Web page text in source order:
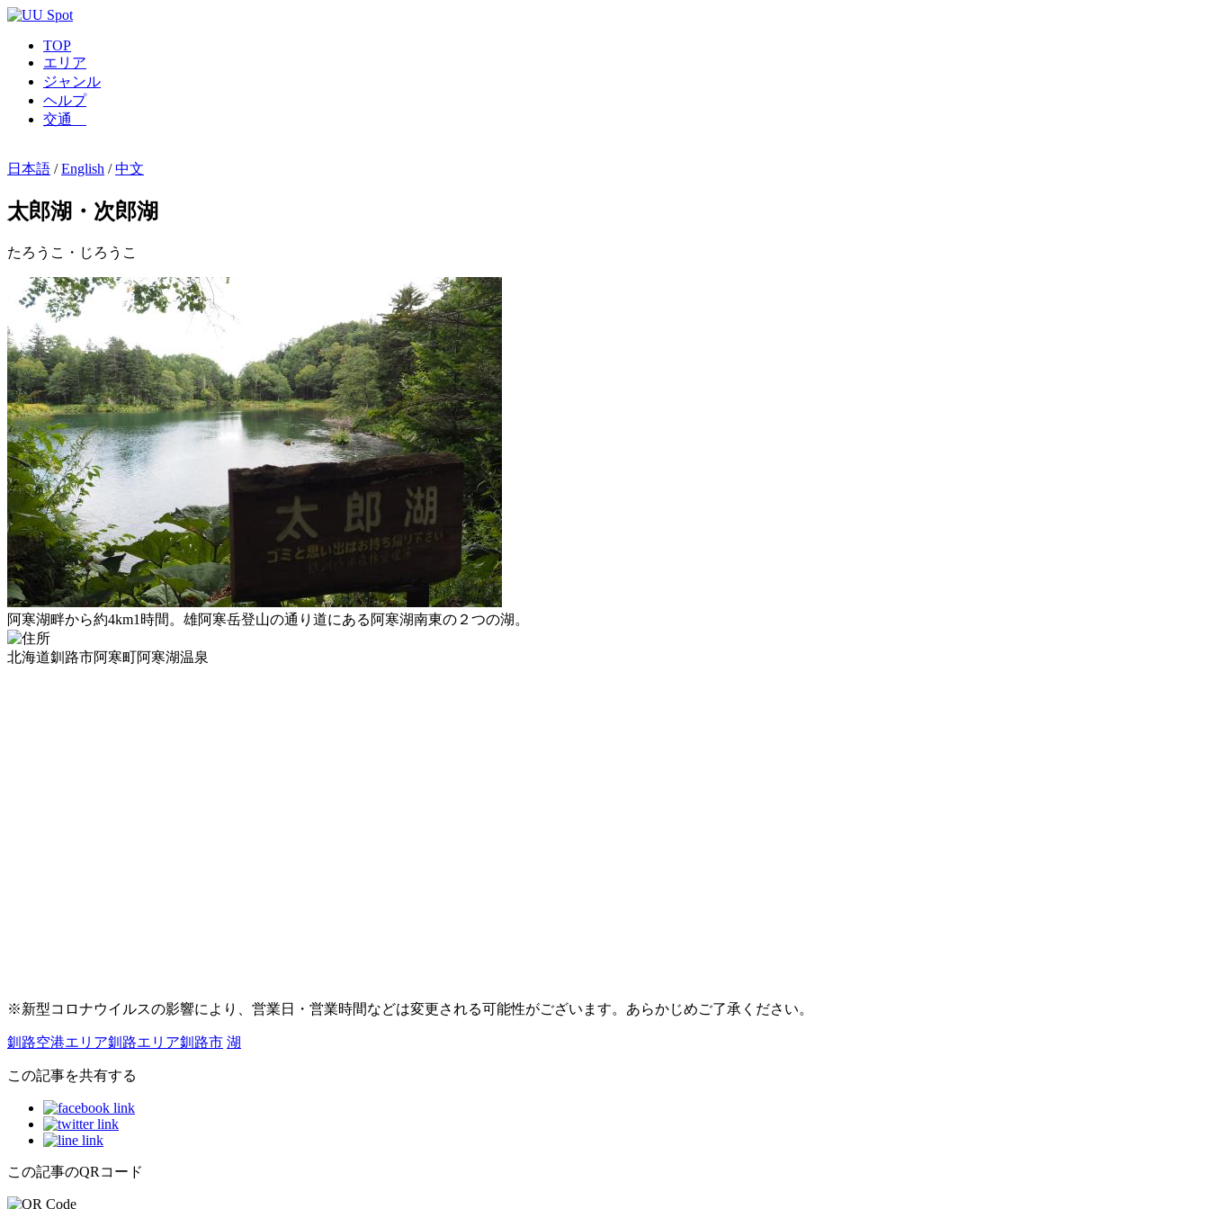
TOP
エリア
ジャンル
ヘルプ
交通
日本語 /English /中文
太郎湖・次郎湖
たろうこ・じろうこ
阿寒湖畔から約4km1時間。雄阿寒岳登山の通り道にある阿寒湖南東の２つの湖。
北海道釧路市阿寒町阿寒湖温泉
※新型コロナウイルスの影響により、営業日・営業時間などは変更される可能性がございます。あらかじめご了承ください。
釧路空港エリア釧路エリア釧路市 湖
この記事を共有する
この記事のQRコード